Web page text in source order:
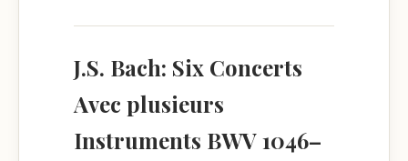
J.S. Bach: Six Concerts
Avec plusieurs
Instruments BWV 1046–